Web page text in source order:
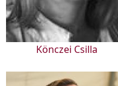
Könczei Csilla